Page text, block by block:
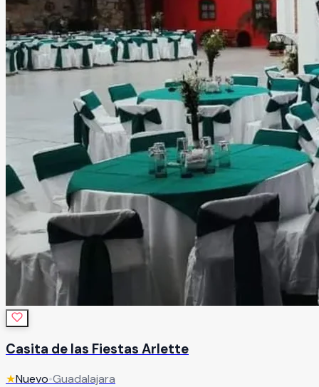
Casita de las Fiestas Arlette
★Nuevo•Guadalajara